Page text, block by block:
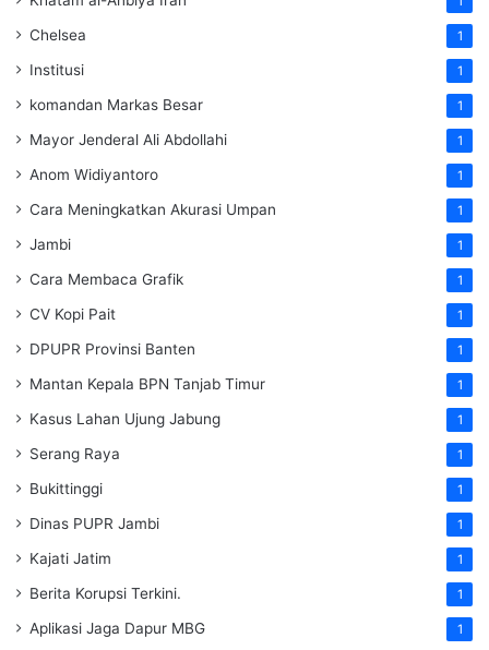
Chelsea 1
Institusi 1
komandan Markas Besar 1
Mayor Jenderal Ali Abdollahi 1
Anom Widiyantoro 1
Cara Meningkatkan Akurasi Umpan 1
Jambi 1
Cara Membaca Grafik 1
CV Kopi Pait 1
DPUPR Provinsi Banten 1
Mantan Kepala BPN Tanjab Timur 1
Kasus Lahan Ujung Jabung 1
Serang Raya 1
Bukittinggi 1
Dinas PUPR Jambi 1
Kajati Jatim 1
Berita Korupsi Terkini. 1
Aplikasi Jaga Dapur MBG 1